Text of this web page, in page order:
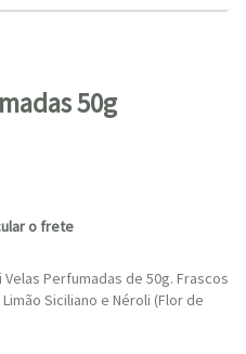
50g
o frete
Perfumadas de 50g. Frascos
Siciliano e Néroli (Flor de